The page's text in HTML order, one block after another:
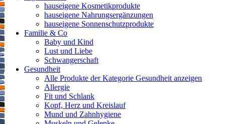
hauseigene Kosmetikprodukte
hauseigene Nahrungsergänzungen
hauseigene Sonnenschutzprodukte
Familie & Co
Baby und Kind
Lust und Liebe
Schwangerschaft
Gesundheit
Alle Produkte der Kategorie Gesundheit anzeigen
Allergie
Fit und Schlank
Kopf, Herz und Kreislauf
Mund und Zahnhygiene